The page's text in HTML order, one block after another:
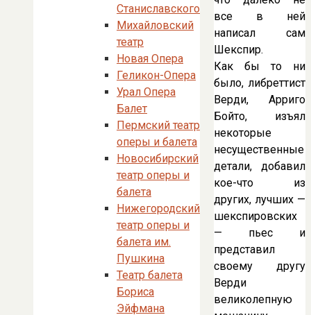
все в ней
написал сам
Шекспир.
Как бы то ни
было, либреттист
Верди, Арриго
Бойто, изъял
некоторые
несущественные
детали, добавил
кое-что из
других, лучших —
шекспировских
— пьес и
представил
своему другу
Верди
великолепную
Станиславского
Михайловский
театр
Новая Опера
Геликон-Опера
Урал Опера
Балет
Пермский театр
оперы и балета
Новосибирский
театр оперы и
балета
Нижегородский
театр оперы и
балета им.
Пушкина
Театр балета
Бориса
Эйфмана